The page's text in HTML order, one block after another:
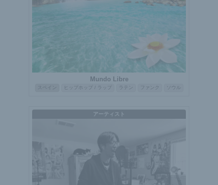
Mundo Libre
スペイン ヒップホップ / ラップ ラテン ファンク ソウル
アーティスト